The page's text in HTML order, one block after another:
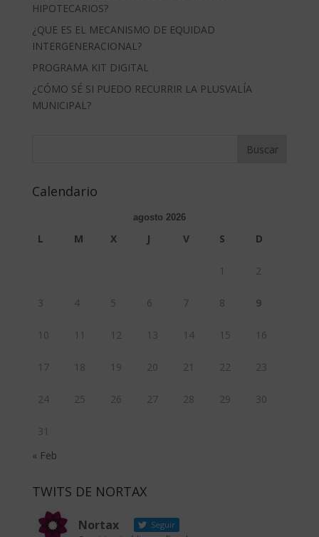
HIPOTECARIOS?
¿QUE ES EL MECANISMO DE EQUIDAD
INTERGENERACIONAL?
PROGRAMA KIT DIGITAL
¿CÓMO SÉ SI PUEDO RECURRIR LA PLUSVALÍA
MUNICIPAL?
Calendario
agosto 2026
L M X J V S D
1 2
3 4 5 6 7 8 9
10 11 12 13 14 15 16
17 18 19 20 21 22 23
24 25 26 27 28 29 30
31
« Feb
TWITS DE NORTAX
Nortax Seguir